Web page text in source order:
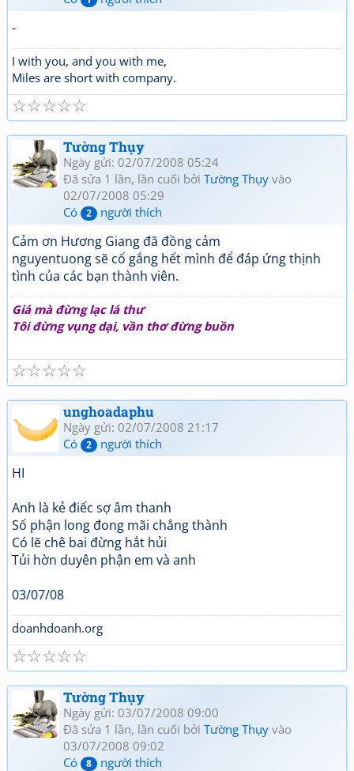
-
I with you, and you with me,
Miles are short with company.
☆
☆
☆
☆
☆
Tường Thụy
Ngày gửi: 02/07/2008 05:24
Đã sửa 1 lần, lần cuối bởi Tường Thụy vào
02/07/2008 05:29
Có
2 người thích
Cảm ơn Hương Giang đã đồng cảm
nguyentuong sẽ cố gắng hết mình để đáp ứng thịnh
tình của các bạn thành viên.
Giá mà đừng lạc lá thư
Tôi đừng vụng dại, vần thơ đừng buồn
☆
☆
☆
☆
☆
unghoadaphu
Ngày gửi: 02/07/2008 21:17
Có
2 người thích
HI
Anh là kẻ điếc sợ âm thanh
Số phận long đong mãi chẳng thành
Có lẽ chê bai đừng hắt hủi
Tủi hờn duyên phận em và anh
03/07/08
doanhdoanh.org
☆
☆
☆
☆
☆
Tường Thụy
Ngày gửi: 03/07/2008 09:00
Đã sửa 1 lần, lần cuối bởi Tường Thụy vào
03/07/2008 09:02
Có
8 người thích